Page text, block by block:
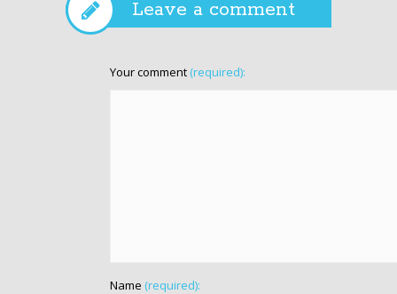
Leave a comment
Your comment (required):
Name (required):